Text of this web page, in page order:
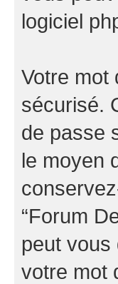
logiciel
Votre mot
sécurisé.
de passe
le moyen
“Forum
peut vous
votre mot